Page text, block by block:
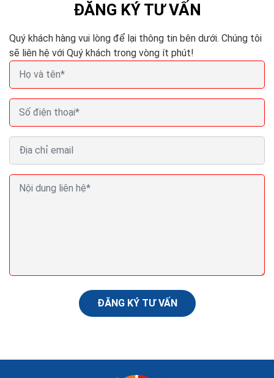
ĐĂNG KÝ TƯ VẤN
Quý khách hàng vui lòng để lại thông tin bên dưới. Chúng tôi
sẽ liên hệ với Quý khách trong vòng ít phút!
ĐĂNG KÝ TƯ VẤN